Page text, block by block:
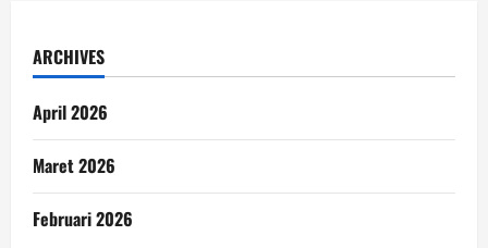
ARCHIVES
April 2026
Maret 2026
Februari 2026